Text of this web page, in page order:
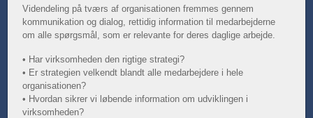
Videndeling på tværs af organisationen fremmes gennem
kommunikation og dialog, rettidig information til medarbejderne
om alle spørgsmål, som er relevante for deres daglige arbejde.
• Har virksomheden den rigtige strategi?
• Er strategien velkendt blandt alle medarbejdere i hele
organisationen?
• Hvordan sikrer vi løbende information om udviklingen i
virksomheden?